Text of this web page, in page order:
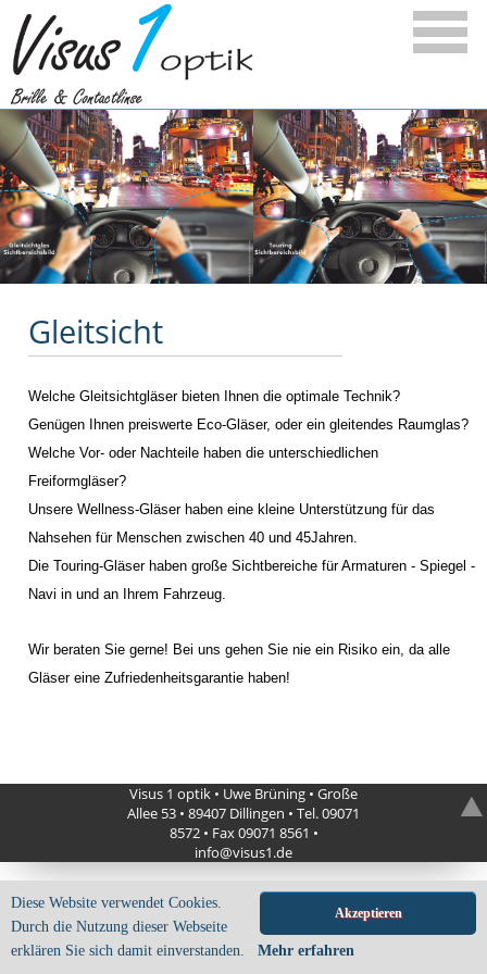
Gleitsicht
Welche Gleitsichtgläser bieten Ihnen die optimale Technik?
Genügen Ihnen preiswerte Eco-Gläser, oder ein gleitendes Raumglas?
Welche Vor- oder Nachteile haben die unterschiedlichen
Freiformgläser?
Unsere Wellness-Gläser haben eine kleine Unterstützung für das
Nahsehen für Menschen zwischen 40 und 45Jahren.
Die Touring-Gläser haben große Sichtbereiche für Armaturen - Spiegel -
Navi in und an Ihrem Fahrzeug.
Wir beraten Sie gerne! Bei uns gehen Sie nie ein Risiko ein, da alle
Gläser eine Zufriedenheitsgarantie haben!
Visus 1 optik • Uwe Brüning • Große
Allee 53 • 89407 Dillingen • Tel. 09071
8572 • Fax 09071 8561 •
info@visus1.de
Akzeptieren
Diese Website verwendet Cookies.
Durch die Nutzung dieser Webseite
erklären Sie sich damit einverstanden. Mehr erfahren